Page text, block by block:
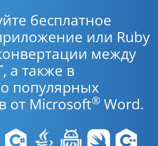
бесплатное
или Ruby
между
а также в
популярных
от Microsoft® Word.